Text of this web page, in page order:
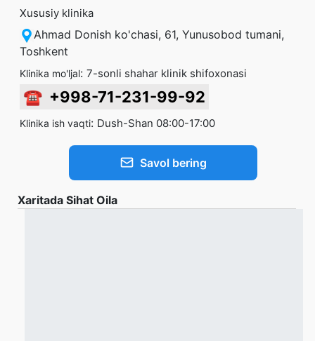
Xususiy klinika
Ahmad Donish ko'chasi, 61, Yunusobod tumani,
Toshkent
Klinika mo'ljal: 7-sonli shahar klinik shifoxonasi
☎ +998-71-231-99-92
Klinika ish vaqti: Dush-Shan 08:00-17:00
Savol bering
Xaritada Sihat Oila